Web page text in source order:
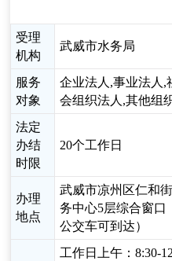
受理
机构
武威市水务局
服务
对象
企业法人,事业法人,
会组织法人,其他组
法定
办结
时限
20个工作日
办理
地点
武威市凉州区仁和
务中心5层综合窗口
公交车可到达）
工作日上午：8:30-